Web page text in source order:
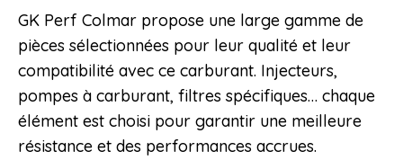
GK Perf Colmar propose une large gamme de
pièces sélectionnées pour leur qualité et leur
compatibilité avec ce carburant. Injecteurs,
pompes à carburant, filtres spécifiques… chaque
élément est choisi pour garantir une meilleure
résistance et des performances accrues.